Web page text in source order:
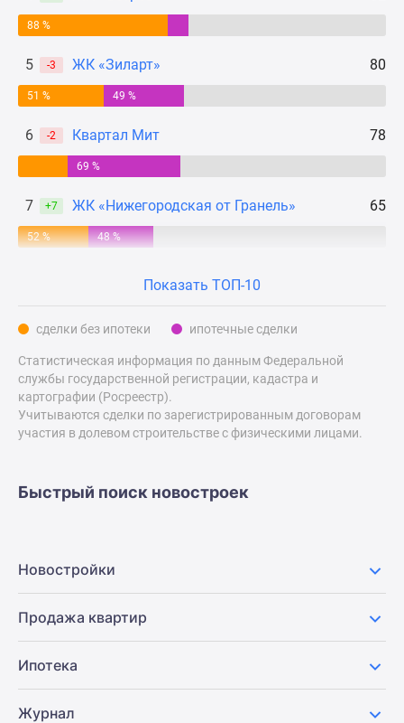
сайте
Дзен
Машино-
места
Апартаменты
#траншевая
#рассрочка
ИТ-
скидками
41%
Видео
360°
новостроек
Rutube
реновации
Москве
Новостройки
премиум-
88 %
5 -3 ЖК «Зиларт» 80
51 % 49 %
6 -2 Квартал Мит 78
69 %
7 +7 ЖК «Нижегородская от Гранель» 65
52 % 48 %
Показать ТОП-10
сделки без ипотеки ипотечные сделки
Статистическая информация по данным Федеральной
службы государственной регистрации, кадастра и
картографии (Росреестр).
Учитываются сделки по зарегистрированным договорам
участия в долевом строительстве с физическими лицами.
Быстрый поиск новостроек
Новостройки
Продажа квартир
Ипотека
Журнал